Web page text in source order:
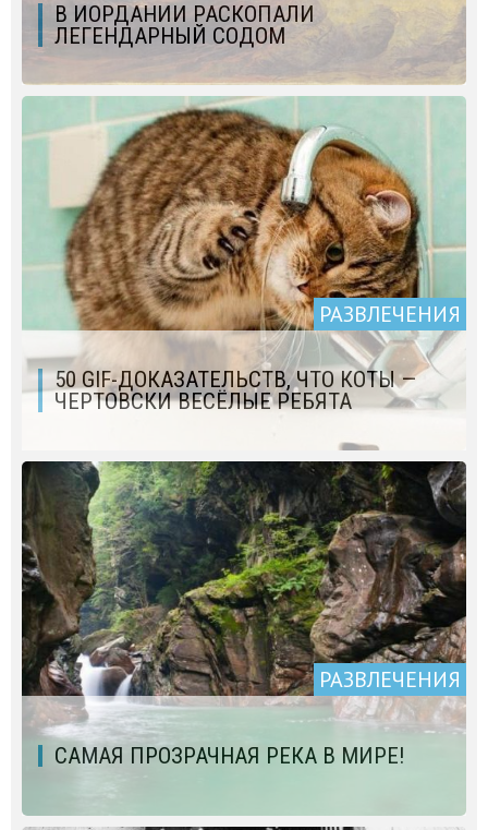
В ИОРДАНИИ РАСКОПАЛИ
ЛЕГЕНДАРНЫЙ СОДОМ
РАЗВЛЕЧЕНИЯ
50 GIF-ДОКАЗАТЕЛЬСТВ, ЧТО КОТЫ —
ЧЕРТОВСКИ ВЕСЁЛЫЕ РЕБЯТА
РАЗВЛЕЧЕНИЯ
САМАЯ ПРОЗРАЧНАЯ РЕКА В МИРЕ!